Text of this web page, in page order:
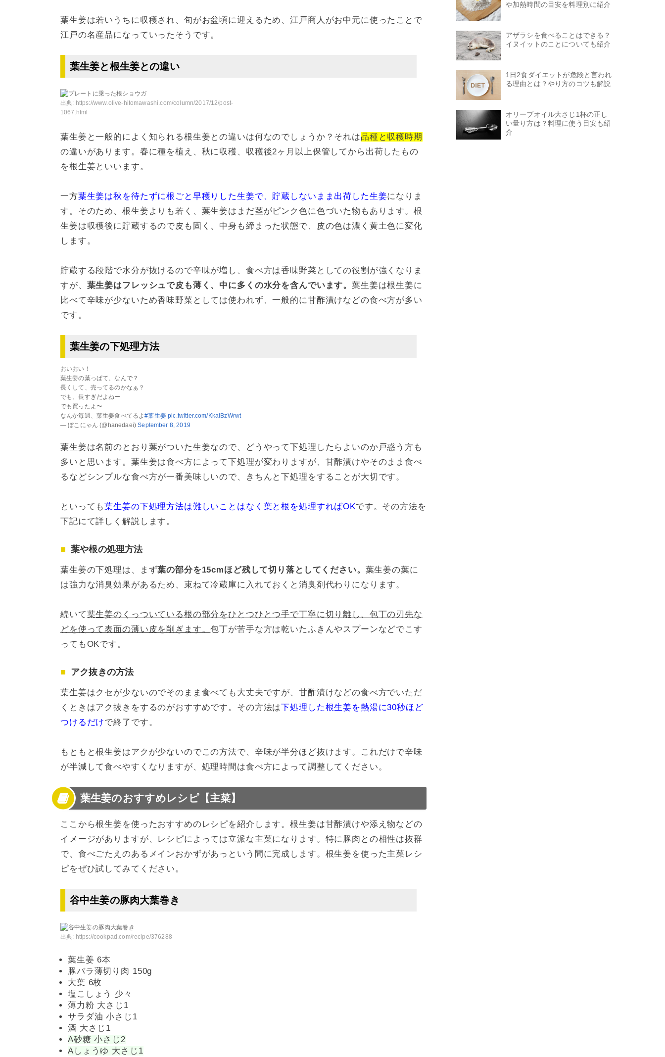
葉生姜は若いうちに収穫され、旬がお盆頃に迎えるため、江戸商人がお中元に使ったことで
江戸の名産品になっていったそうです。
葉生姜と根生姜との違い
出典: https://www.olive-hitomawashi.com/column/2017/12/post-
1067.html
葉生姜と一般的によく知られる根生姜との違いは何なのでしょうか？それは品種と収穫時期
の違いがあります。春に種を植え、秋に収穫、収穫後2ヶ月以上保管してから出荷したもの
を根生姜といいます。
一方葉生姜は秋を待たずに根ごと早穫りした生姜で、貯蔵しないまま出荷した生姜になりま
す。そのため、根生姜よりも若く、葉生姜はまだ茎がピンク色に色づいた物もあります。根
生姜は収穫後に貯蔵するので皮も固く、中身も締まった状態で、皮の色は濃く黄土色に変化
します。
貯蔵する段階で水分が抜けるので辛味が増し、食べ方は香味野菜としての役割が強くなりま
すが、 葉生姜はフレッシュで皮も薄く、中に多くの水分を含んでいます。葉生姜は根生姜に
比べて辛味が少ないため香味野菜としては使われず、一般的に甘酢漬けなどの食べ方が多い
です。
葉生姜の下処理方法
おいおい！
葉生姜の葉っぱて、なんで？
長くして、売ってるのかなぁ？
でも、長すぎだよねー
でも買ったよ〜
なんか毎週、葉生姜食べてるよ#葉生姜 pic.twitter.com/KkaiBzWrwt
— ぼこにゃん (@hanedaei)September 8, 2019
葉生姜は名前のとおり葉がついた生姜なので、どうやって下処理したらよいのか戸惑う方も
多いと思います。葉生姜は食べ方によって下処理が変わりますが、甘酢漬けやそのまま食べ
るなどシンプルな食べ方が一番美味しいので、きちんと下処理をすることが大切です。
といっても葉生姜の下処理方法は難しいことはなく葉と根を処理すればOKです。その方法を
下記にて詳しく解説します。
葉や根の処理方法
葉生姜の下処理は、まず葉の部分を15cmほど残して切り落としてください。 葉生姜の葉に
は強力な消臭効果があるため、束ねて冷蔵庫に入れておくと消臭剤代わりになります。
続いて葉生姜のくっついている根の部分をひとつひとつ手で丁寧に切り離し、包丁の刃先な
どを使って表面の薄い皮を削ぎます。包丁が苦手な方は乾いたふきんやスプーンなどでこす
ってもOKです。
アク抜きの方法
葉生姜はクセが少ないのでそのまま食べても大丈夫ですが、甘酢漬けなどの食べ方でいただ
くときはアク抜きをするのがおすすめです。その方法は下処理した根生姜を熱湯に30秒ほど
つけるだけで終了です。
もともと根生姜はアクが少ないのでこの方法で、辛味が半分ほど抜けます。これだけで辛味
が半減して食べやすくなりますが、処理時間は食べ方によって調整してください。
葉生姜のおすすめレシピ【主菜】
ここから根生姜を使ったおすすめのレシピを紹介します。根生姜は甘酢漬けや添え物などの
イメージがありますが、レシピによっては立派な主菜になります。特に豚肉との相性は抜群
で、食べごたえのあるメインおかずがあっという間に完成します。根生姜を使った主菜レシ
ピをぜひ試してみてください。
谷中生姜の豚肉大葉巻き
出典: https://cookpad.com/recipe/376288
葉生姜 6本
豚バラ薄切り肉 150g
大葉 6枚
塩こしょう 少々
薄力粉 大さじ1
サラダ油 小さじ1
酒 大さじ1
A砂糖 小さじ2
Aしょうゆ 大さじ1
や加熱時間の目安を料理別に紹介
アザラシを食べることはできる？
イヌイットのことについても紹介
1日2食ダイエットが危険と言われ
る理由とは？やり方のコツも解説
オリーブオイル大さじ1杯の正し
い量り方は？料理に使う目安も紹
介